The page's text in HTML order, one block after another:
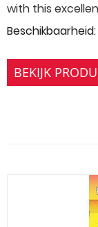
with this
Beschikbaarheid:
BEKIJK